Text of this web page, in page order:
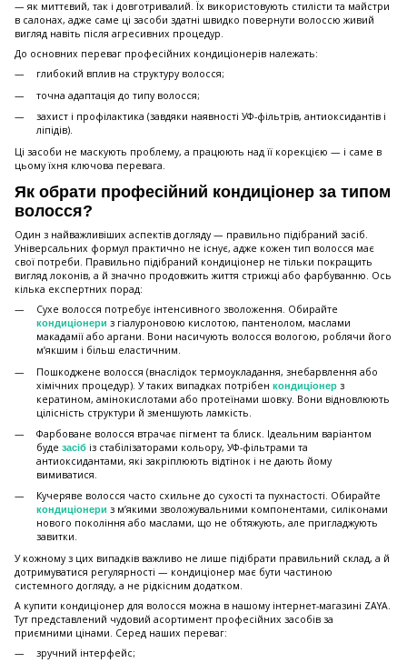
— як миттєвий, так і довготривалий. Їх використовують стилісти та майстри
в салонах, адже саме ці засоби здатні швидко повернути волоссю живий
вигляд навіть після агресивних процедур.
До основних переваг професійних кондиціонерів належать:
глибокий вплив на структуру волосся;
точна адаптація до типу волосся;
захист і профілактика (завдяки наявності УФ-фільтрів, антиоксидантів і
ліпідів).
Ці засоби не маскують проблему, а працюють над її корекцією — і саме в
цьому їхня ключова перевага.
Як обрати професійний кондиціонер за типом
волосся?
Один з найважливіших аспектів догляду — правильно підібраний засіб.
Універсальних формул практично не існує, адже кожен тип волосся має
свої потреби. Правильно підібраний кондиціонер не тільки покращить
вигляд локонів, а й значно продовжить життя стрижці або фарбуванню. Ось
кілька експертних порад:
Сухе волосся потребує інтенсивного зволоження. Обирайте
кондиціонери з гіалуроновою кислотою, пантенолом, маслами
макадамії або аргани. Вони насичують волосся вологою, роблячи його
м’якшим і більш еластичним.
Пошкоджене волосся (внаслідок термоукладання, знебарвлення або
хімічних процедур). У таких випадках потрібен кондиціонер з
кератином, амінокислотами або протеїнами шовку. Вони відновлюють
цілісність структури й зменшують ламкість.
Фарбоване волосся втрачає пігмент та блиск. Ідеальним варіантом
буде засіб із стабілізаторами кольору, УФ-фільтрами та
антиоксидантами, які закріплюють відтінок і не дають йому
вимиватися.
Кучеряве волосся часто схильне до сухості та пухнастості. Обирайте
кондиціонери з м’якими зволожувальними компонентами, силіконами
нового покоління або маслами, що не обтяжують, але пригладжують
завитки.
У кожному з цих випадків важливо не лише підібрати правильний склад, а й
дотримуватися регулярності — кондиціонер має бути частиною
системного догляду, а не рідкісним додатком.
А купити кондиціонер для волосся можна в нашому інтернет-магазині ZAYA.
Тут представлений чудовий асортимент професійних засобів за
приємними цінами. Серед наших переваг:
зручний інтерфейс;